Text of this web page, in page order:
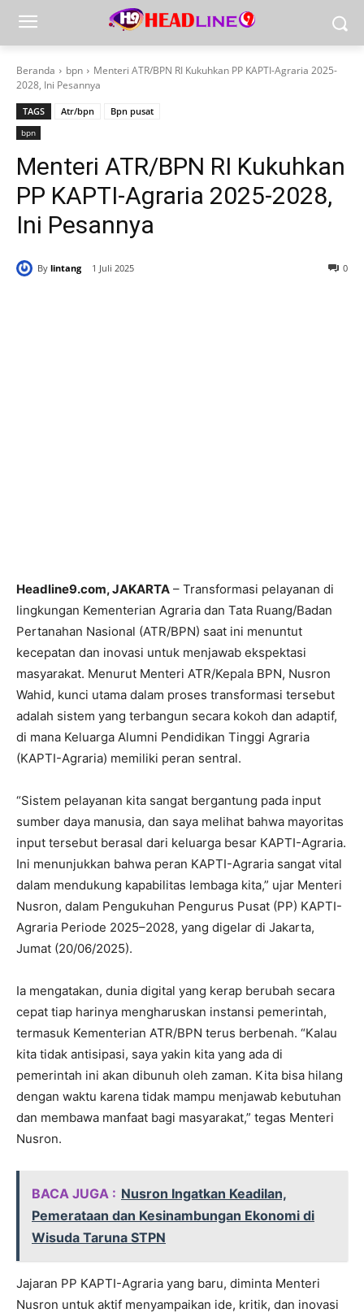
Beranda bpn
Menteri ATR/BPN RI Kukuhkan PP KAPTI-Agraria 2025-
2028, Ini Pesannya
TAGS Atr/bpn Bpn pusat
bpn
Menteri ATR/BPN RI Kukuhkan
PP KAPTI-Agraria 2025-2028,
Ini Pesannya
By lintang 1 Juli 2025 0
Headline9.com, JAKARTA – Transformasi pelayanan di
lingkungan Kementerian Agraria dan Tata Ruang/Badan
Pertanahan Nasional (ATR/BPN) saat ini menuntut
kecepatan dan inovasi untuk menjawab ekspektasi
masyarakat. Menurut Menteri ATR/Kepala BPN, Nusron
Wahid, kunci utama dalam proses transformasi tersebut
adalah sistem yang terbangun secara kokoh dan adaptif,
di mana Keluarga Alumni Pendidikan Tinggi Agraria
(KAPTI-Agraria) memiliki peran sentral.
“Sistem pelayanan kita sangat bergantung pada input
sumber daya manusia, dan saya melihat bahwa mayoritas
input tersebut berasal dari keluarga besar KAPTI-Agraria.
Ini menunjukkan bahwa peran KAPTI-Agraria sangat vital
dalam mendukung kapabilitas lembaga kita,” ujar Menteri
Nusron, dalam Pengukuhan Pengurus Pusat (PP) KAPTI-
Agraria Periode 2025–2028, yang digelar di Jakarta,
Jumat (20/06/2025).
Ia mengatakan, dunia digital yang kerap berubah secara
cepat tiap harinya mengharuskan instansi pemerintah,
termasuk Kementerian ATR/BPN terus berbenah. “Kalau
kita tidak antisipasi, saya yakin kita yang ada di
pemerintah ini akan dibunuh oleh zaman. Kita bisa hilang
dengan waktu karena tidak mampu menjawab kebutuhan
dan membawa manfaat bagi masyarakat,” tegas Menteri
Nusron.
BACA JUGA : Nusron Ingatkan Keadilan,
Pemerataan dan Kesinambungan Ekonomi di
Wisuda Taruna STPN
Jajaran PP KAPTI-Agraria yang baru, diminta Menteri
Nusron untuk aktif menyampaikan ide, kritik, dan inovasi